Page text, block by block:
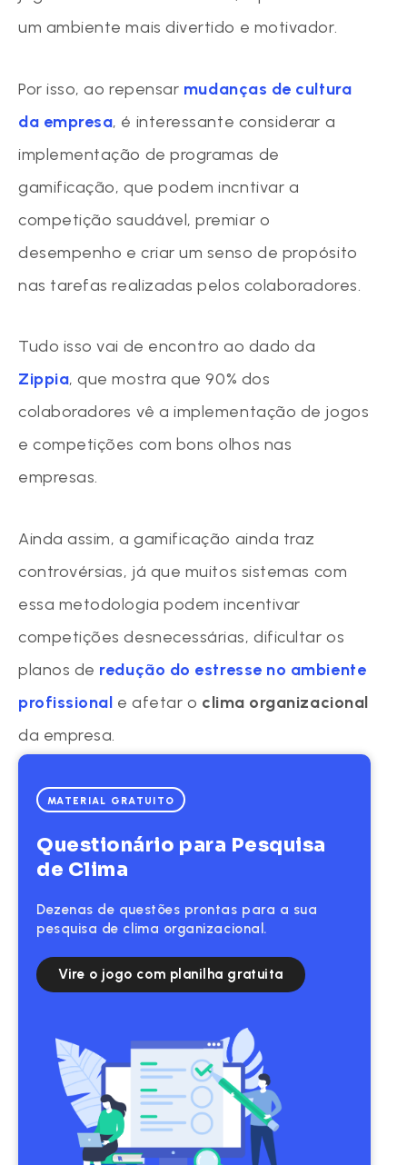
um ambiente mais divertido e motivador.
Por isso, ao repensar mudanças de cultura
da empresa, é interessante considerar a
implementação de programas de
gamificação, que podem incntivar a
competição saudável, premiar o
desempenho e criar um senso de propósito
nas tarefas realizadas pelos colaboradores.
Tudo isso vai de encontro ao dado da
Zippia, que mostra que 90% dos
colaboradores vê a implementação de jogos
e competições com bons olhos nas
empresas.
Ainda assim, a gamificação ainda traz
controvérsias, já que muitos sistemas com
essa metodologia podem incentivar
competições desnecessárias, dificultar os
planos de redução do estresse no ambiente
profissional e afetar o clima organizacional
da empresa.
MATERIAL GRATUITO
Questionário para Pesquisa
de Clima
Dezenas de questões prontas para a sua
pesquisa de clima organizacional.
Vire o jogo com planilha gratuita